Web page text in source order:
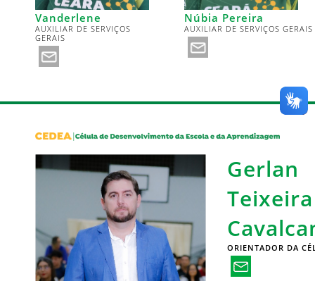
Vanderlene
AUXILIAR DE SERVIÇOS
GERAIS
Núbia Pereira
AUXILIAR DE SERVIÇOS GERAIS
Gerlan
Teixeira
ORIENTADOR DA